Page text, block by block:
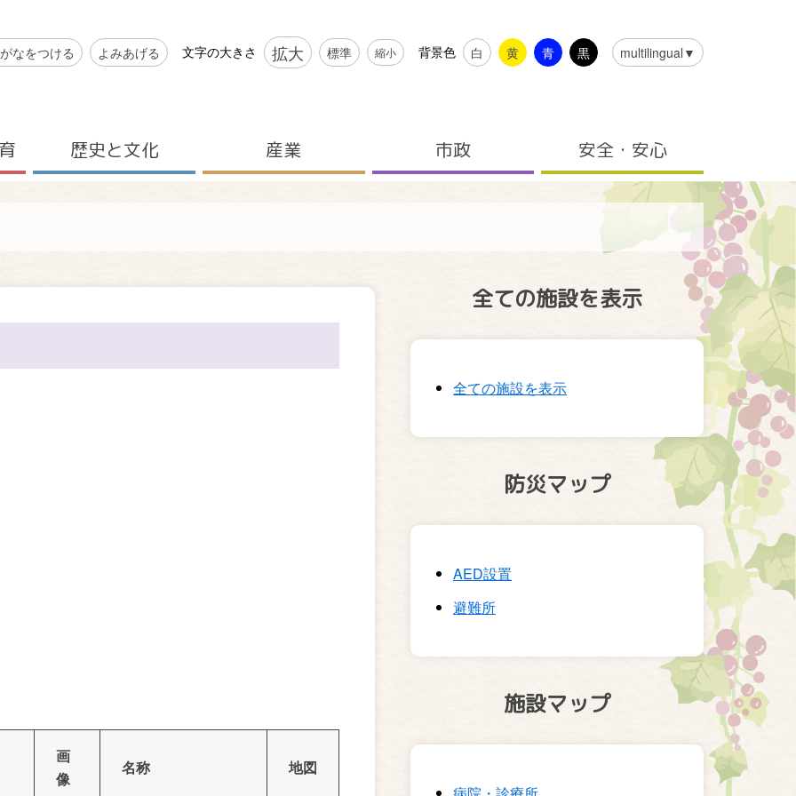
ビリティツール
なをつける よみあげる 文字の大きさ 拡大 標準 縮小 背景色 白 黄 青 黒 multilingual▼
歴史と文化 産業 市政 安全・安心
画
像
名称 地図
全ての施設を表示
全ての施設を表示
防災マップ
AED設置
避難所
施設マップ